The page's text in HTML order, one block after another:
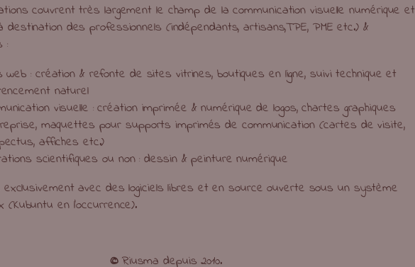
couvrent très largement le champ de la communication visuelle numérique et
destination des professionnels (indépendants, artisans,TPE, PME etc.) &
:
web : création & refonte de sites vitrines, boutiques en ligne, suivi technique et
naturel
visuelle : création imprimée & numérique de logos, chartes graphiques
maquettes pour supports imprimés de communication (cartes de visite,
affiches etc.)
scientifiques ou non : dessin & peinture numérique
exclusivement avec des logiciels libres et en source ouverte sous un système
(Kubuntu en l’occurrence).
©Riusma depuis 2010.